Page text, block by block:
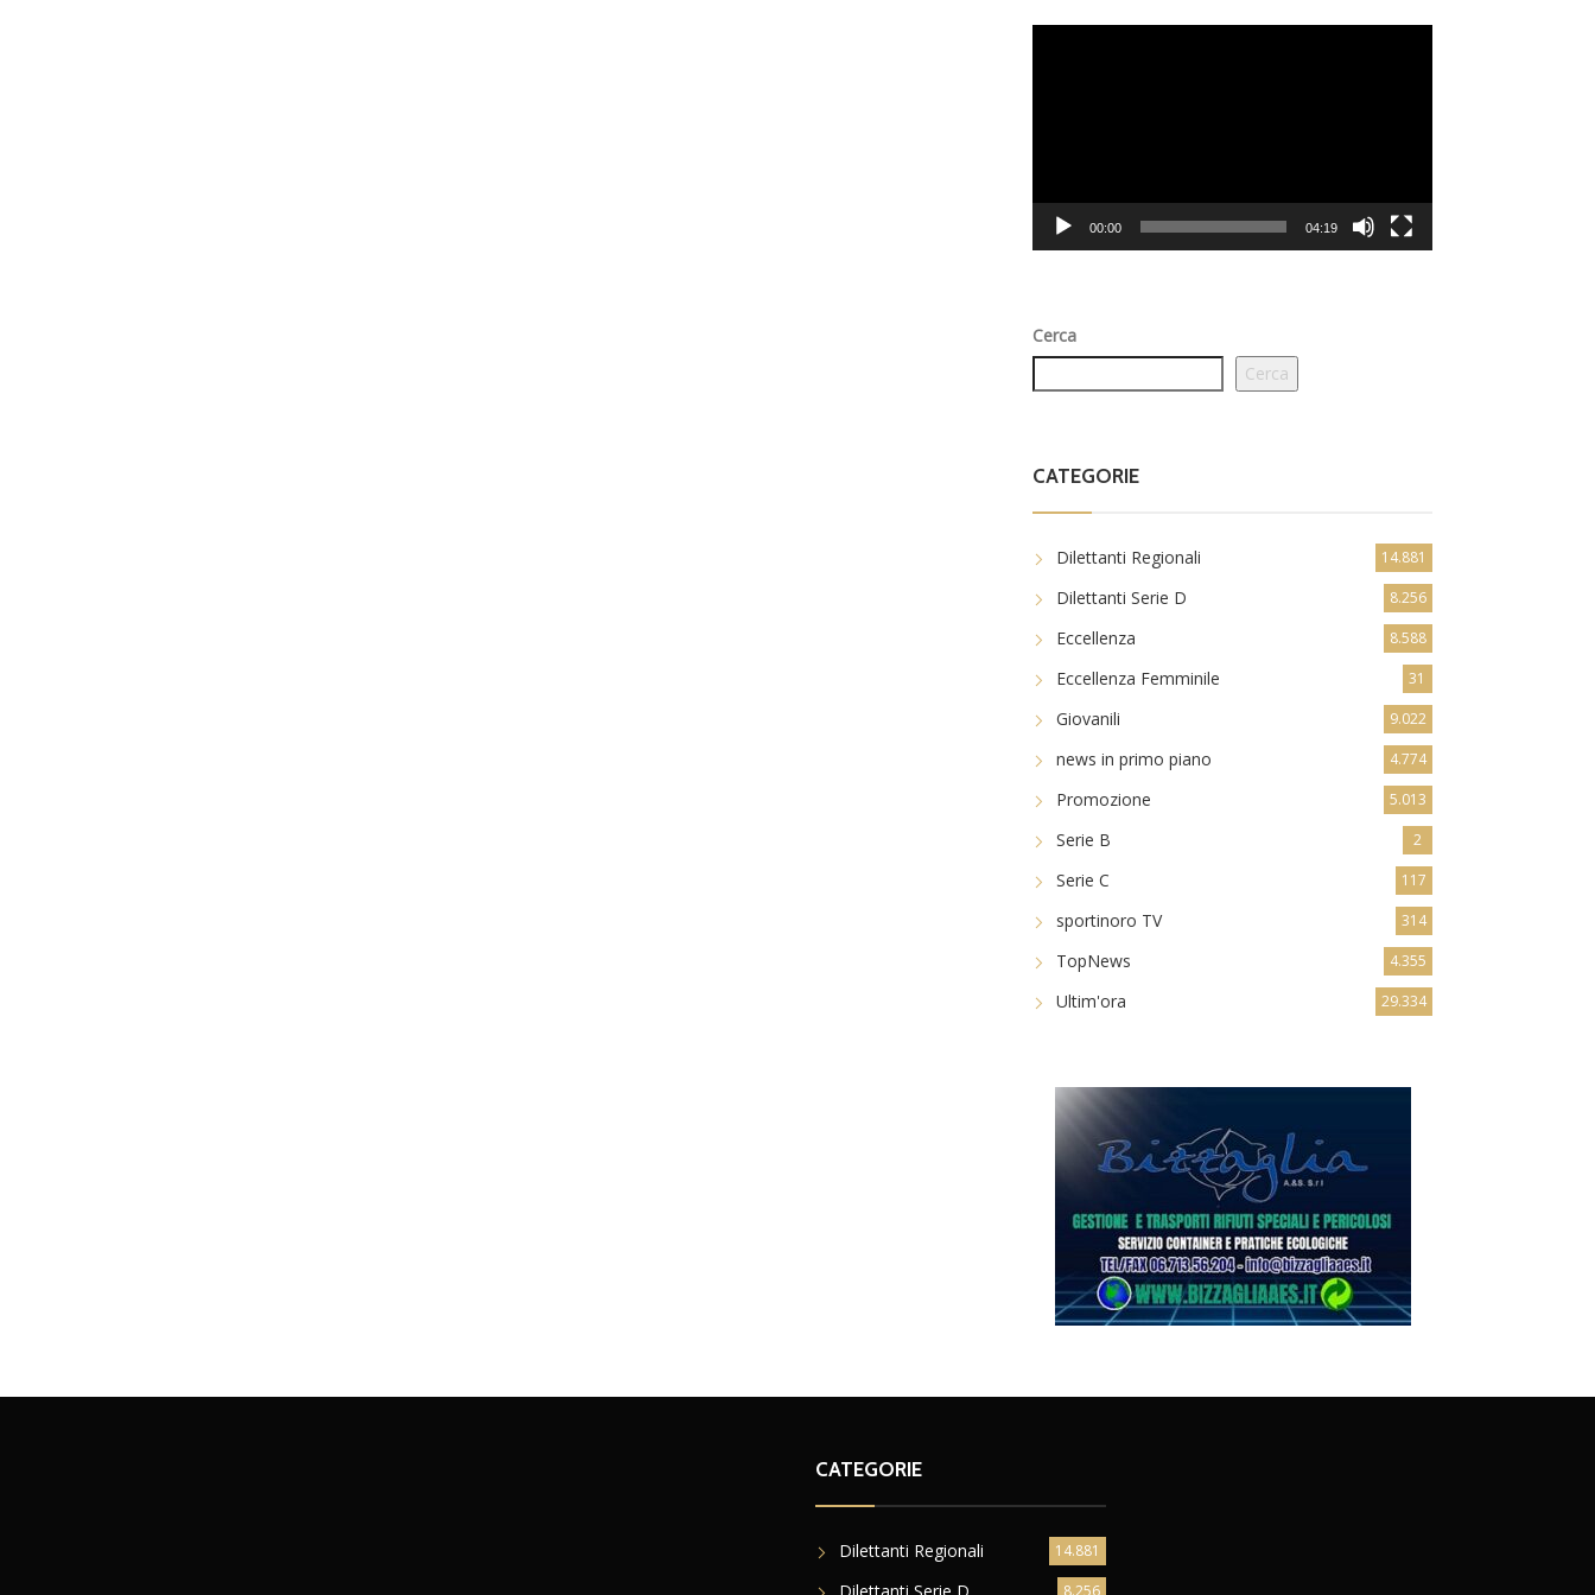
00:00 04:19
Cerca
Cerca
CATEGORIE
Dilettanti Regionali 14.881
Dilettanti Serie D 8.256
Eccellenza 8.588
Eccellenza Femminile 31
Giovanili 9.022
news in primo piano 4.774
Promozione 5.013
Serie B 2
Serie C 117
sportinoro TV 314
TopNews 4.355
Ultim'ora 29.334
CATEGORIE
Dilettanti Regionali 14.881
8.256